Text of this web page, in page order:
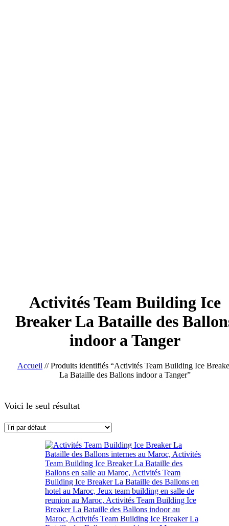
Activités Team Building Ice
Breaker La Bataille des
indoor a Tanger
Accueil //Produits identifiés “Activités Team Building Ice
La Bataille des Ballons indoor a Tanger”
Voici le seul résultat